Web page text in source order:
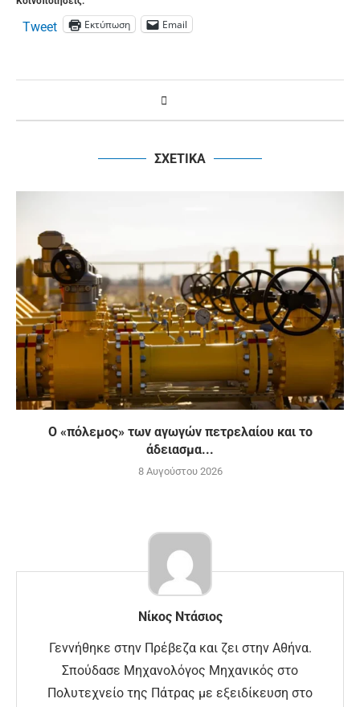
Tweet Εκτύπωση Email
ΣΧΕΤΙΚΑ
Ο «πόλεμος» των αγωγών πετρελαίου και το
άδειασμα...
8 Αυγούστου 2026
Νίκος Ντάσιος
Γεννήθηκε στην Πρέβεζα και ζει στην Αθήνα.
Σπούδασε Μηχανολόγος Μηχανικός στο
Πολυτεχνείο της Πάτρας με εξειδίκευση στο